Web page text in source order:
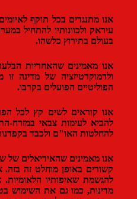
מתנגדים בכל תוקף לאיומים
ולכוונותיו להתחיל במערכה
בתירוץ כלשהו.
מאמינים שהאחריות הבלעדית
של מדינה זו מוטלת
הפועלים בקרבו.
קוראים לשים קץ לכל
לעימות צבאי במזרח-התיכון.
האו"ם ולכבד בקפדנות את
מאמינים שהאידיאלים של שלום,
באופן מוחלט זה בזה. אנו
שאיפותיו הלאומיות. אנו
כמו גם את השימוש בטרור